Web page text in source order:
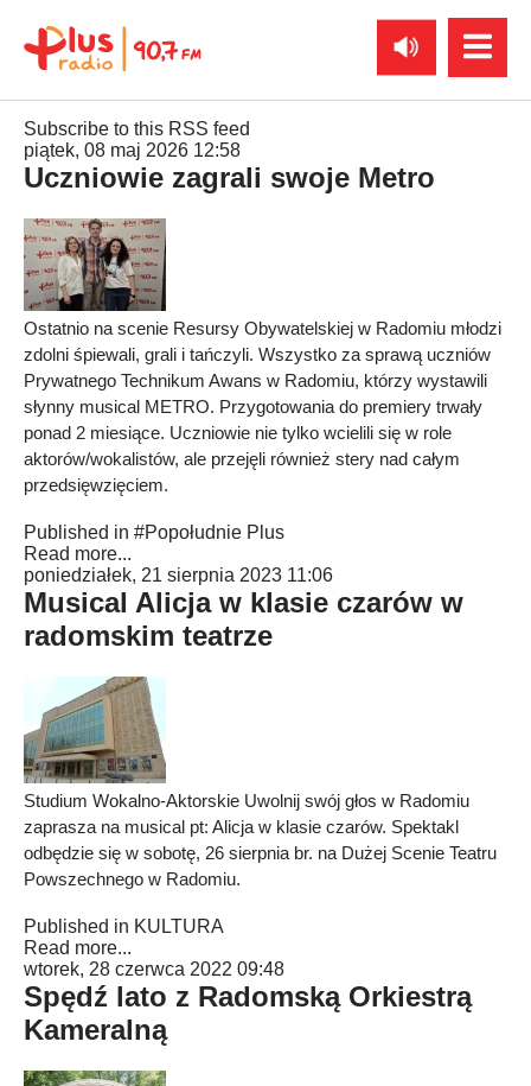
Subscribe to this RSS feed
piątek, 08 maj 2026 12:58
Uczniowie zagrali swoje Metro
Ostatnio na scenie Resursy Obywatelskiej w Radomiu młodzi
zdolni śpiewali, grali i tańczyli. Wszystko za sprawą uczniów
Prywatnego Technikum Awans w Radomiu, którzy wystawili
słynny musical METRO. Przygotowania do premiery trwały
ponad 2 miesiące. Uczniowie nie tylko wcielili się w role
aktorów/wokalistów, ale przejęli również stery nad całym
przedsięwzięciem.
Published in #Popołudnie Plus
Read more...
poniedziałek, 21 sierpnia 2023 11:06
Musical Alicja w klasie czarów w
radomskim teatrze
Studium Wokalno-Aktorskie Uwolnij swój głos w Radomiu
zaprasza na musical pt: Alicja w klasie czarów. Spektakl
odbędzie się w sobotę, 26 sierpnia br. na Dużej Scenie Teatru
Powszechnego w Radomiu.
Published in KULTURA
Read more...
wtorek, 28 czerwca 2022 09:48
Spędź lato z Radomską Orkiestrą
Kameralną